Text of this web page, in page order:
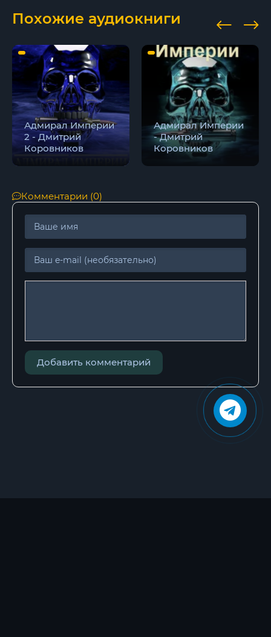
Похожие аудиокниги
Адмирал Империи
2 - Дмитрий
Коровников
Адмирал Империи
- Дмитрий
Коровников
Комментарии (0)
Добавить комментарий